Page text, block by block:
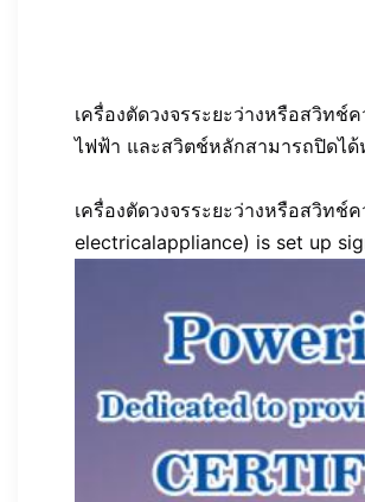
เครื่องตัดวงจรระยะว่างหรือสวิท
ไฟฟ้า และสวิตช์หลักสามารถปิดได้
เครื่องตัดวงจรระยะว่างหรือสวิท
electricalappliance) is set up